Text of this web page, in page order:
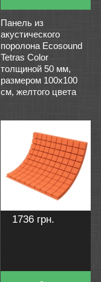
Панель из
акустического
поролона Ecosound
Tetras Color
толщиной 50 мм,
размером 100х100
см, желтого цвета
1736 грн.